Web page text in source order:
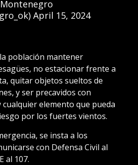
April 15, 2024
población mantener
no estacionar frente a
quitar objetos sueltos de
y ser precavidos con
cualquier elemento que pueda
por los fuertes vientos.
se insta a los
con Defensa Civil al
al 107.